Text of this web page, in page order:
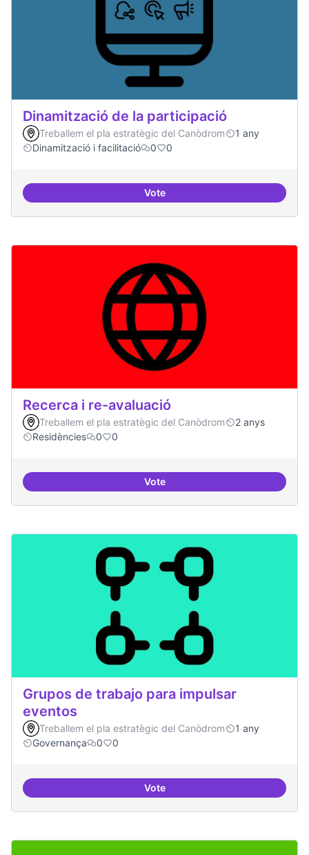
Dinamització de la participació
Treballem el pla estratègic del Canòdrom
1 any
Dinamització i facilitació
0 0
VoteDinamització de la participació
Recerca i re-avaluació
Treballem el pla estratègic del Canòdrom
2 anys
Residències
0 0
VoteRecerca i re-avaluació
Grupos de trabajo para impulsar
eventos
Treballem el pla estratègic del Canòdrom
1 any
Governança
0 0
VoteGrupos de trabajo para impulsar